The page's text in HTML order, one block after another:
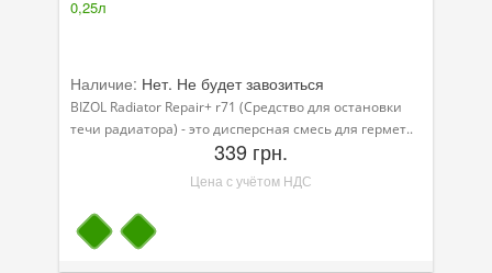
Наличие: Нет. Не будет завозиться
BIZOL Radiator Repair+ r71 (Средство для остановки
течи радиатора) - это дисперсная смесь для гермет..
339 грн.
Цена с учётом НДС